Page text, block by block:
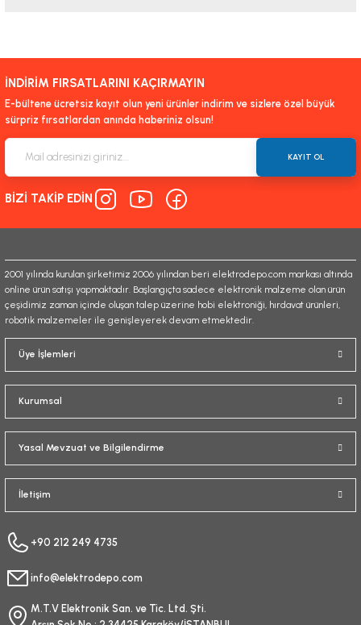
yetersiz gördüğünüz noktaları öneri formunu kullanarak tarafımıza
iletebilirsiniz.
Görüş ve önerileriniz için teşekkür ederiz.
Ürün açıklamasında eksik bilgiler bulunuyor.
Ürün bilgilerinde hatalar bulunuyor.
Ürün fiyatı diğer sitelerden daha pahalı.
Gönder
İNDİRİM FIRSATLARINI KAÇIRMAYIN
E-bültene ücretsiz kayıt olun yeni ürünler indirim ve sizlere özel büyük
sürpriz fırsatlardan anında haberiniz olsun!
KAYIT OL
BİZİ TAKİP EDİN
2001 yılında kurulan şirketimiz 2006 yılından beri elektrodepo.com markası altında
online ürün satışı yapmaktadır. Başlangıçta sadece elektronik malzeme olan ürün
çeşidimiz zaman içinde oluşan talep üzerine hobi elektroniği, hırdavat ürünleri,
robotik malzemeler ile genişleyerek devam etmektedir.
Üye İşlemleri
Kurumsal
Yasal Mevzuat ve Bilgilendirme
İletişim
+90 212 249 4735
info@elektrodepo.com
M.T.V Elektronik San. ve Tic. Ltd. Şti.